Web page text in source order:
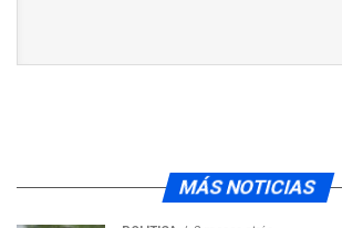
MÁS NOTICIAS